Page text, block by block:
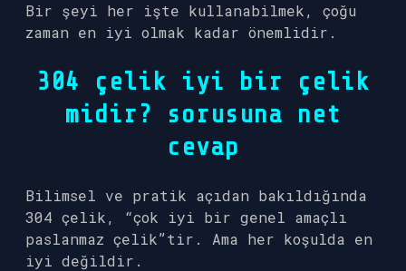
Bir şeyi her işte kullanabilmek, çoğu
zaman en iyi olmak kadar önemlidir.
304 çelik iyi bir çelik
midir? sorusuna net
cevap
Bilimsel ve pratik açıdan bakıldığında
304 çelik, “çok iyi bir genel amaçlı
paslanmaz çelik”tir. Ama her koşulda en
iyi değildir.